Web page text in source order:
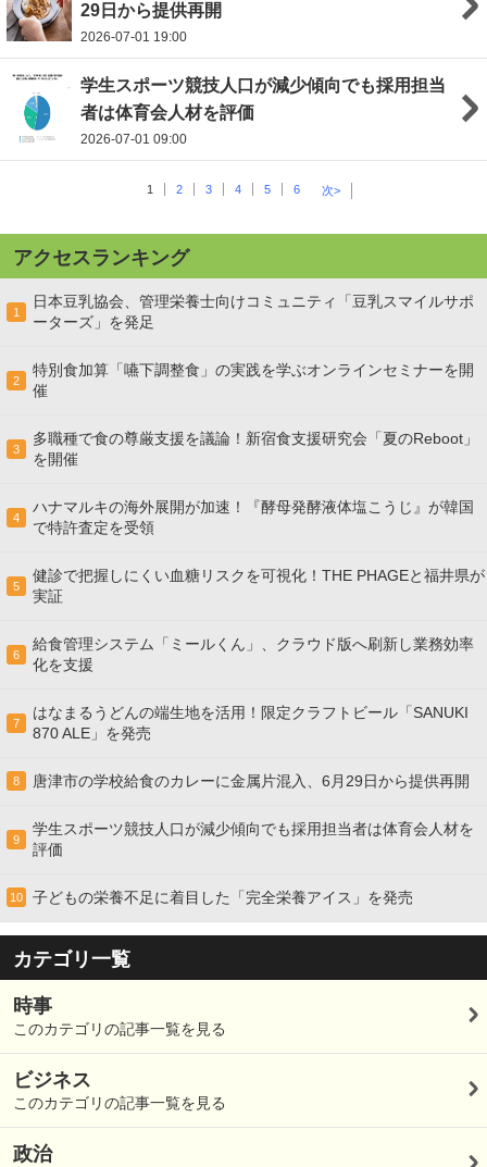
29日から提供再開
2026-07-01 19:00
学生スポーツ競技人口が減少傾向でも採用担当
者は体育会人材を評価
2026-07-01 09:00
1 2 3 4 5 6 次>
アクセスランキング
1
日本豆乳協会、管理栄養士向けコミュニティ「豆乳スマイルサポ
ーターズ」を発足
2
特別食加算「嚥下調整食」の実践を学ぶオンラインセミナーを開
催
3
多職種で食の尊厳支援を議論！新宿食支援研究会「夏のReboot」
を開催
4
ハナマルキの海外展開が加速！『酵母発酵液体塩こうじ』が韓国
で特許査定を受領
5
健診で把握しにくい血糖リスクを可視化！THE PHAGEと福井県が
実証
6
給食管理システム「ミールくん」、クラウド版へ刷新し業務効率
化を支援
7
はなまるうどんの端生地を活用！限定クラフトビール「SANUKI
870 ALE」を発売
8 唐津市の学校給食のカレーに金属片混入、6月29日から提供再開
9
学生スポーツ競技人口が減少傾向でも採用担当者は体育会人材を
評価
10 子どもの栄養不足に着目した「完全栄養アイス」を発売
カテゴリ一覧
時事
このカテゴリの記事一覧を見る
ビジネス
このカテゴリの記事一覧を見る
政治